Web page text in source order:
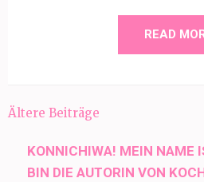
READ
Beitragsnavigation
Ältere Beiträge
KONNICHIWA! MEIN NAME
BIN DIE AUTORIN VON